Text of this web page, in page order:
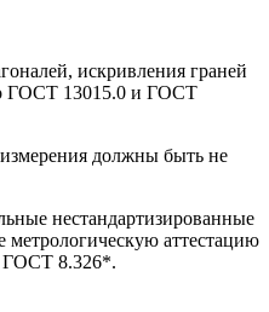
искривления граней
ГОСТ 13015.0 и ГОСТ
должны быть не
нестандартизированные
метрологическую аттестацию
ГОСТ 8.326*.